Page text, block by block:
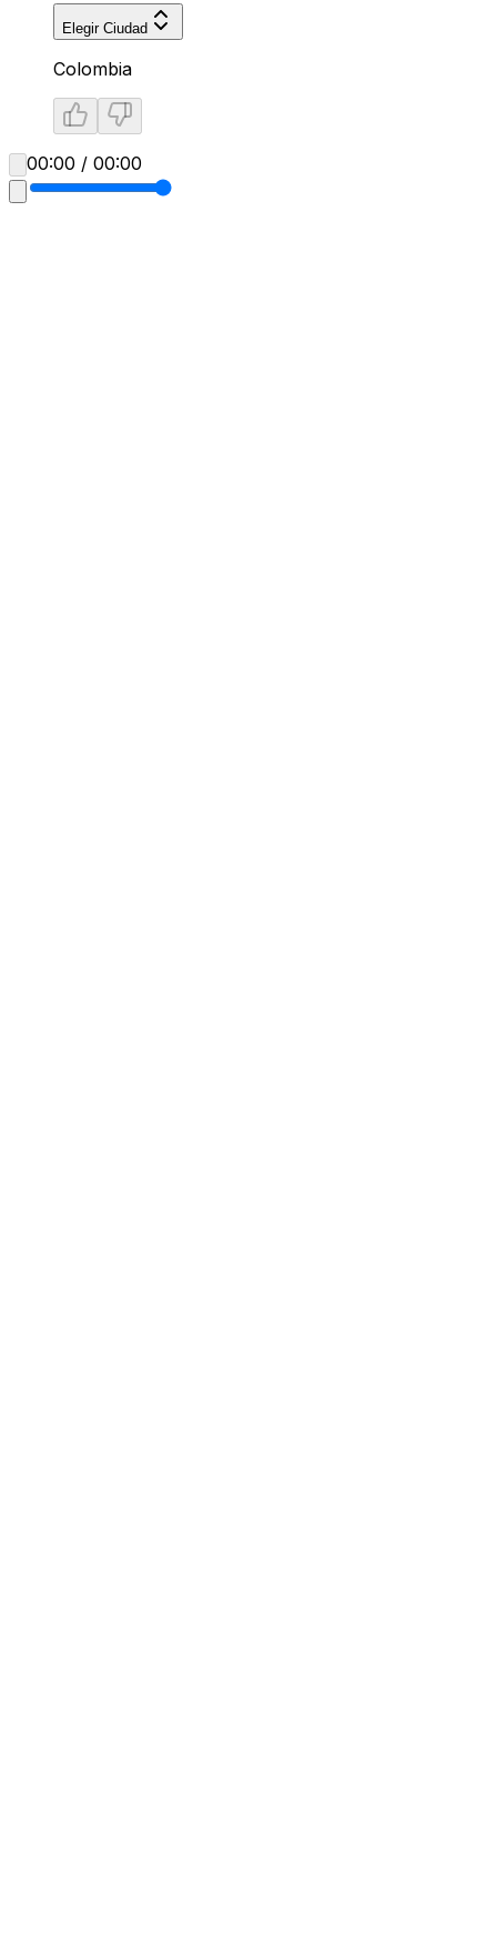
Elegir Ciudad
Colombia
00:00 / 00:00